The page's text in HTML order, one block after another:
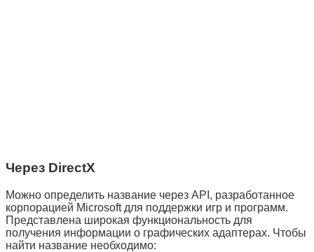
Через DirectX
Можно определить название через API, разработанное
корпорацией Microsoft для поддержки игр и программ.
Представлена широкая функциональность для
получения информации о графических адаптерах. Чтобы
найти название необходимо: